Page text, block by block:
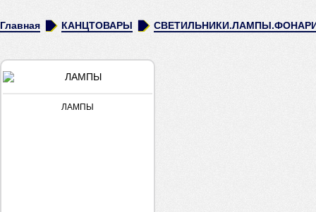
Главная КАНЦТОВАРЫ
ЛАМПЫ